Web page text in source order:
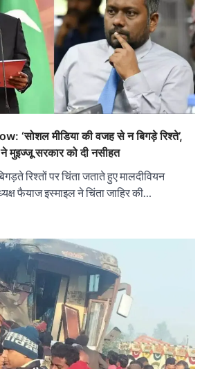
‘सोशल मीडिया की वजह से न बिगड़े रिश्ते’,
ने मुइज्जू सरकार को दी नसीहत
रिश्तों पर चिंता जताते हुए मालदीवियन
फैयाज इस्माइल ने चिंता जाहिर की…